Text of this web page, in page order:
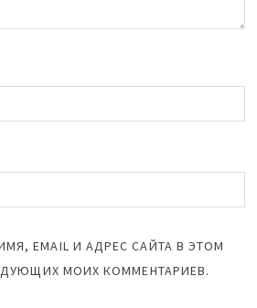
EMAIL И АДРЕС САЙТА В ЭТОМ
МОИХ КОММЕНТАРИЕВ.